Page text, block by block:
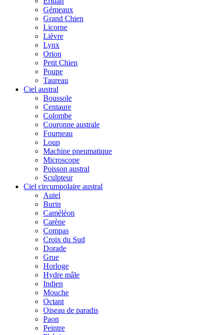
Gémeaux
Grand Chien
Licorne
Lièvre
Lynx
Orion
Petit Chien
Poupe
Taureau
Ciel austral
Boussole
Centaure
Colombe
Couronne australe
Fourneau
Loup
Machine pneumatique
Microscope
Poisson austral
Sculpteur
Ciel circumpolaire austral
Autel
Burin
Caméléon
Carène
Compas
Croix du Sud
Dorade
Grue
Horloge
Hydre mâle
Indien
Mouche
Octant
Oiseau de paradis
Paon
Peintre